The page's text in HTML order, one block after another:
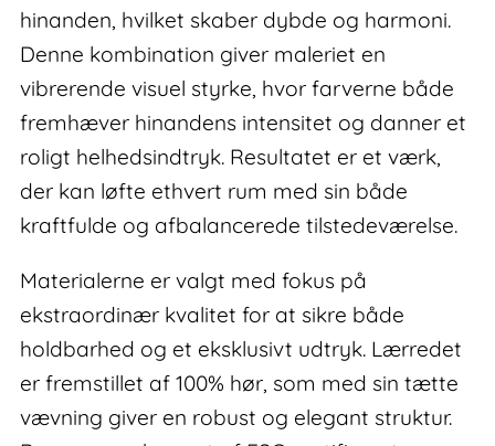
hinanden, hvilket skaber dybde og harmoni.
Denne kombination giver maleriet en
vibrerende visuel styrke, hvor farverne både
fremhæver hinandens intensitet og danner et
roligt helhedsindtryk. Resultatet er et værk,
der kan løfte ethvert rum med sin både
kraftfulde og afbalancerede tilstedeværelse.
Materialerne er valgt med fokus på
ekstraordinær kvalitet for at sikre både
holdbarhed og et eksklusivt udtryk. Lærredet
er fremstillet af 100% hør, som med sin tætte
vævning giver en robust og elegant struktur.